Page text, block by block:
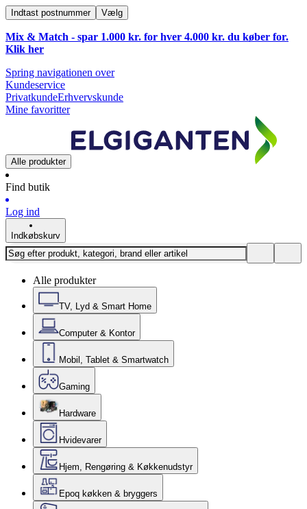
Indtast postnummer Vælg
Mix & Match - spar 1.000 kr. for hver 4.000 kr. du køber for.
Klik her
Spring navigationen over
Kundeservice
PrivatkundeErhvervskunde
Mine favoritter
Alle produkter
Find butik
Log ind
Indkøbskurv
Alle produkter
TV, Lyd & Smart Home
Computer & Kontor
Mobil, Tablet & Smartwatch
Gaming
Hardware
Hvidevarer
Hjem, Rengøring & Køkkenudstyr
Epoq køkken & bryggers